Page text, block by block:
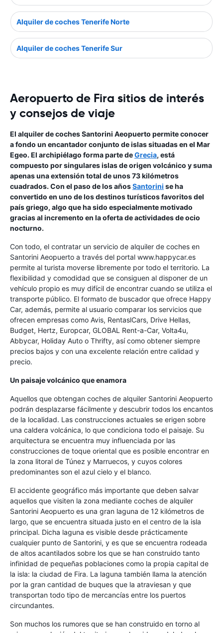
Alquiler de coches Tenerife Norte
Alquiler de coches Tenerife Sur
Aeropuerto de Fira sitios de interés
y consejos de viaje
El alquiler de coches Santorini Aeopuerto permite conocer
a fondo un encantador conjunto de islas situadas en el Mar
Egeo. El archipiélago forma parte deGrecia, está
compuesto por singulares islas de origen volcánico y suma
apenas una extensión total de unos 73 kilómetros
cuadrados. Con el paso de los añosSantorini se ha
convertido en uno de los destinos turísticos favoritos del
país griego, algo que ha sido especialmente motivado
gracias al incremento en la oferta de actividades de ocio
nocturno.
Con todo, el contratar un servicio de alquiler de coches en
Santorini Aeopuerto a través del portal www.happycar.es
permite al turista moverse libremente por todo el territorio. La
flexibilidad y comodidad que se consiguen al disponer de un
vehículo propio es muy difícil de encontrar cuando se utiliza el
transporte público. El formato de buscador que ofrece Happy
Car, además, permite al usuario comparar los servicios que
ofrecen empresas como Avis, RentaslCars, Drive Hellas,
Budget, Hertz, Europcar, GLOBAL Rent-a-Car, Volta4u,
Abbycar, Holiday Auto o Thrifty, así como obtener siempre
precios bajos y con una excelente relación entre calidad y
precio.
Un paisaje volcánico que enamora
Aquellos que obtengan coches de alquiler Santorini Aeopuerto
podrán desplazarse fácilmente y descubrir todos los encantos
de la localidad. Las construcciones actuales se erigen sobre
una caldera volcánica, lo que condiciona todo el paisaje. Su
arquitectura se encuentra muy influenciada por las
construcciones de toque oriental que es posible encontrar en
la zona litoral de Túnez y Marruecos, y cuyos colores
predominantes son el azul cielo y el blanco.
El accidente geográfico más importante que deben salvar
aquellos que visiten la zona mediante coches de alquiler
Santorini Aeopuerto es una gran laguna de 12 kilómetros de
largo, que se encuentra situada justo en el centro de la isla
principal. Dicha laguna es visible desde prácticamente
cualquier punto de Santorini, y es que se encuentra rodeada
de altos acantilados sobre los que se han construido tanto
infinidad de pequeñas poblaciones como la propia capital de
la isla: la ciudad de Fira. La laguna también llama la atención
por la gran cantidad de buques que la atraviesan y que
transportan todo tipo de mercancías entre los puertos
circundantes.
Son muchos los rumores que se han construido en torno al